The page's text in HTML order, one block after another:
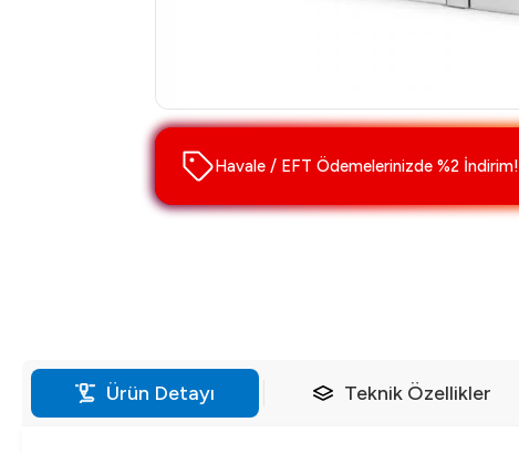
Havale / EFT Ödemelerinizde %2 İndirim!
Ürün Detayı Teknik Özellikler